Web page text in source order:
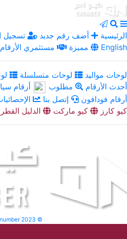
الرئيسية أضف رقم جديد تسجيل
مميزة
مستثمري الأرقام English
لوحات مواليد لوحات متسلسلة
أحدث الأرقام
مطلوب أرقام
أرقام فودافون
إتصل بنا
كيو كارز
كيو ماركت الدليل
2023 ©